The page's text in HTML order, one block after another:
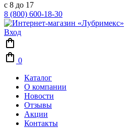
с 8 до 17
8 (800) 600-18-30
Вход
0
Каталог
О компании
Новости
Отзывы
Акции
Контакты